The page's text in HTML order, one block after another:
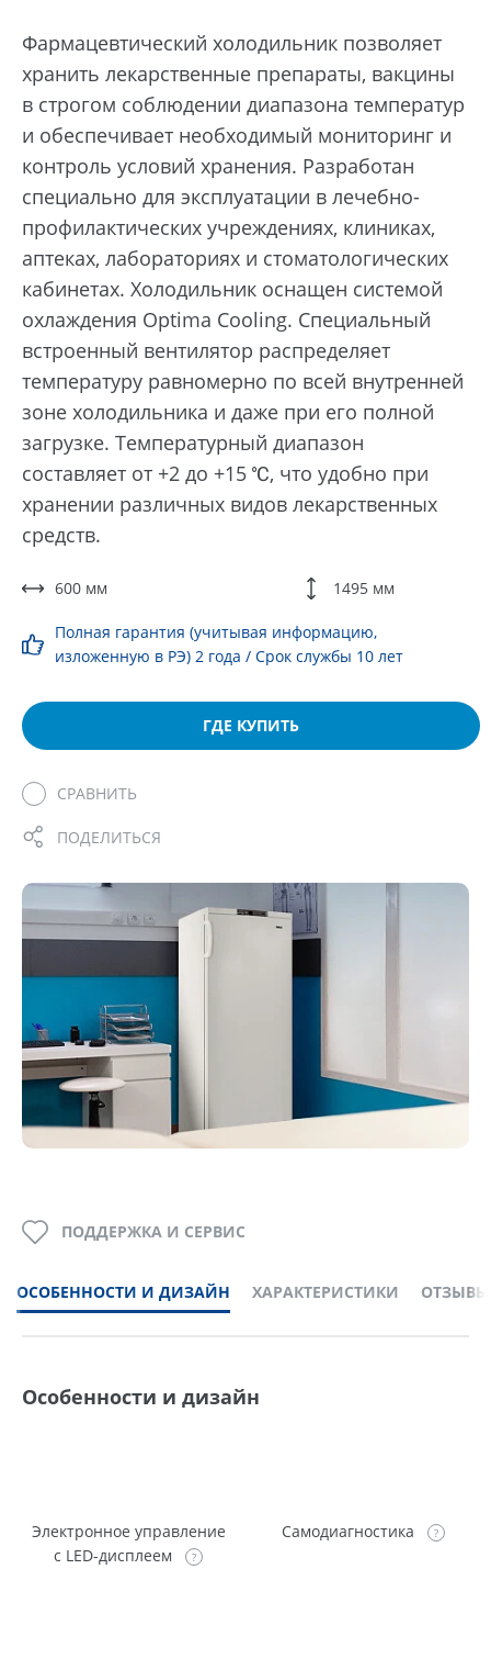
Фармацевтический холодильник позволяет
хранить лекарственные препараты, вакцины
в строгом соблюдении диапазона температур
и обеспечивает необходимый мониторинг и
контроль условий хранения. Разработан
специально для эксплуатации в лечебно-
профилактических учреждениях, клиниках,
аптеках, лабораториях и стоматологических
кабинетах. Холодильник оснащен системой
охлаждения Optima Cooling. Специальный
встроенный вентилятор распределяет
температуру равномерно по всей внутренней
зоне холодильника и даже при его полной
загрузке. Температурный диапазон
составляет от +2 до +15 ℃, что удобно при
хранении различных видов лекарственных
средств.
600 мм 1495 мм
Полная гарантия (учитывая информацию,
изложенную в РЭ) 2 года / Срок службы 10 лет
ГДЕ КУПИТЬ
СРАВНИТЬ
ПОДЕЛИТЬСЯ
ОСОБЕННОСТИ И ДИЗАЙН ХАРАКТЕРИСТИКИ ОТЗЫВЫ
ПОДДЕРЖКА И СЕРВИС
Особенности и дизайн
Электронное управление
с LED-дисплеем
Самодиагностика